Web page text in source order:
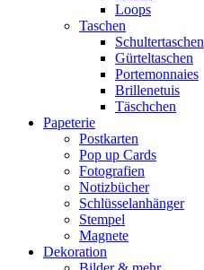
Loops
Taschen
Schultertaschen
Gürteltaschen
Portemonnaies
Brillenetuis
Täschchen
Papeterie
Postkarten
Pop up Cards
Fotografien
Notizbücher
Schlüsselanhänger
Stempel
Magnete
Dekoration